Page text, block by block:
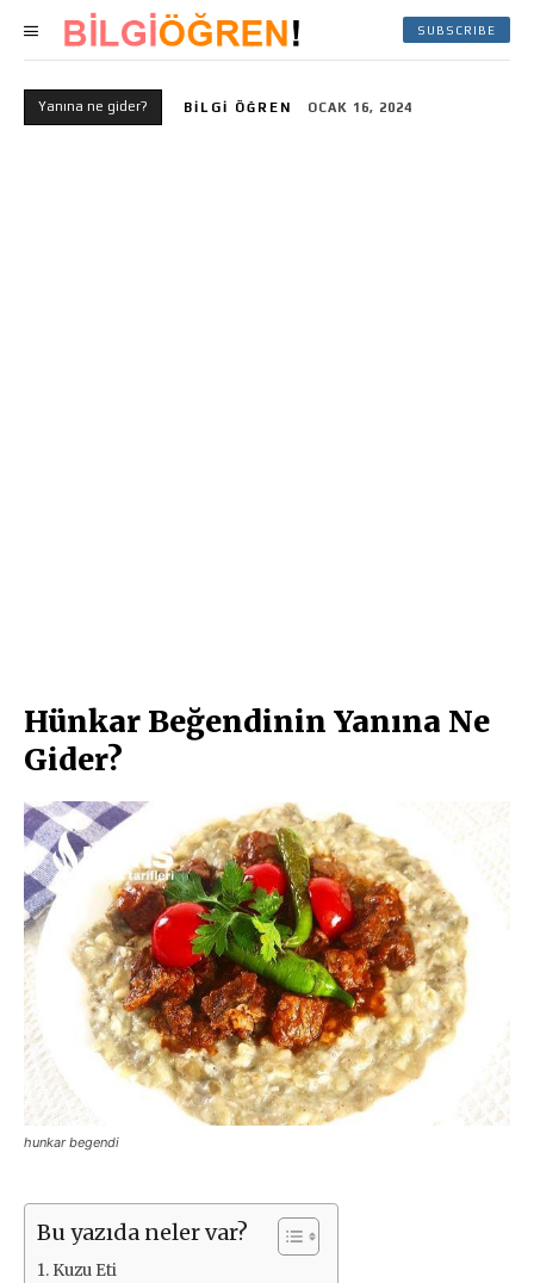
SUBSCRIBE
Yanına ne gider? BILGI ÖĞREN OCAK 16, 2024
Hünkar Beğendinin Yanına Ne
Gider?
hunkar begendi
Bu yazıda neler var?
Kuzu Eti